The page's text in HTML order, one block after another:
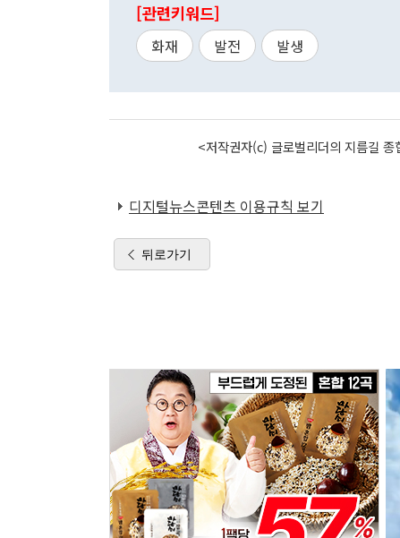
[관련키워드]
화재 발전 발생
<저작권자(c) 글로벌리더의 지름길
디지털뉴스콘텐츠 이용규칙 보기
뒤로가기